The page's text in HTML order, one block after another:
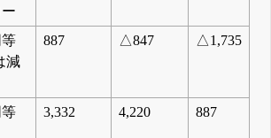
減
887 △847 △1,735
3,332 4,220 887